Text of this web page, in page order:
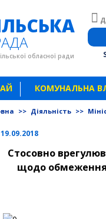
обласної ради
КОМУНАЛЬНА
>> Діяльність >>
19.09.2018
Стосовно
щодо обмеження